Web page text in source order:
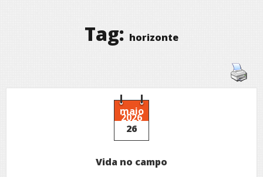
Tag: horizonte
maio
2026
26
Vida no campo